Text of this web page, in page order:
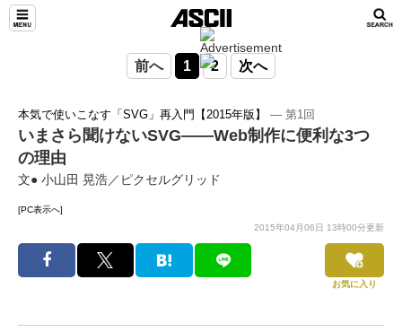
前へ 1 2 次へ
本気で使いこなす「SVG」再入門【2015年版】 ― 第1回
いまさら聞けないSVG——Web制作に便利な3つ
の理由
文● 小山田 晃浩／ピクセルグリッド
[PC表示へ]
2015年04月06日 13時00分更新
お気に入り